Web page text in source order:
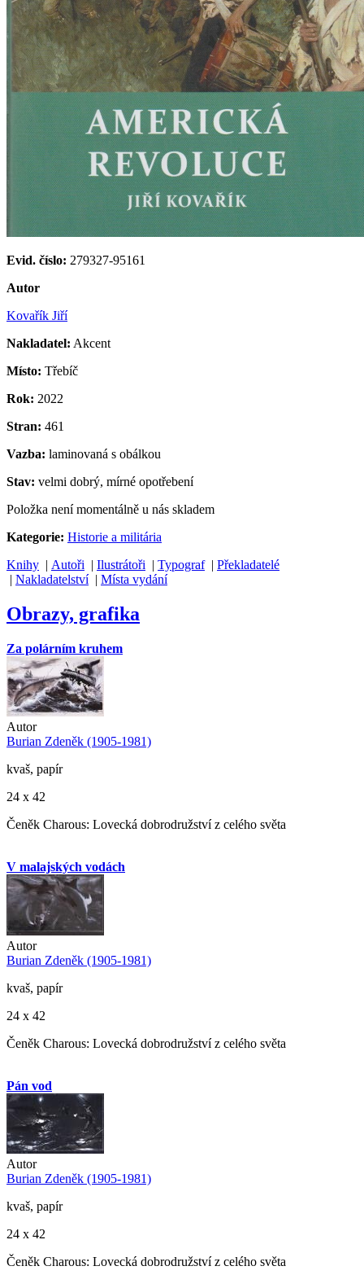
Evid. číslo: 279327-95161
Autor
Kovařík Jiří
Nakladatel: Akcent
Místo: Třebíč
Rok: 2022
Stran: 461
Vazba: laminovaná s obálkou
Stav: velmi dobrý, mírné opotřebení
Položka není momentálně u nás skladem
Kategorie: Historie a militária
Knihy | Autoři | Ilustrátoři | Typograf| Překladatelé
| Nakladatelství| Místa vydání
Obrazy, grafika
Za polárním kruhem
Autor
Burian Zdeněk (1905-1981)
kvaš, papír
24 x 42
Čeněk Charous: Lovecká dobrodružství z celého světa
V malajských vodách
Autor
Burian Zdeněk (1905-1981)
kvaš, papír
24 x 42
Čeněk Charous: Lovecká dobrodružství z celého světa
Pán vod
Autor
Burian Zdeněk (1905-1981)
kvaš, papír
24 x 42
Čeněk Charous: Lovecká dobrodružství z celého světa